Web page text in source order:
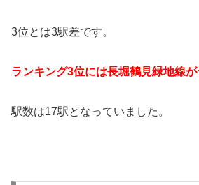
3位とは3駅差です。
ランキング3位には長堀鶴見緑地線が
駅数は17駅となっていました。